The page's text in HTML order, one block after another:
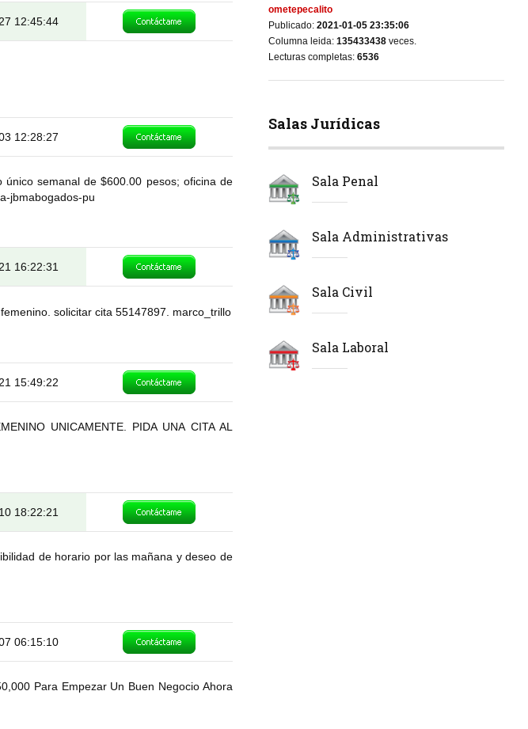
12:45:44
12:28:27
único semanal de $600.00 pesos; oficina de
jbmabogados-pu
16:22:31
solicitar cita 55147897. marco_trillo
15:49:22
UNICAMENTE. PIDA UNA CITA AL
18:22:21
de horario por las mañana y deseo de
06:15:10
Para Empezar Un Buen Negocio Ahora
ometepecalito
Publicado: 2021-01-05 23:35:06
Columna leida: 135433438veces.
Lecturas completas: 6536
Salas Jurídicas
Sala Penal
Sala Administrativas
Sala Civil
Sala Laboral